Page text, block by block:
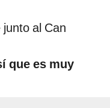
al Can
que es muy